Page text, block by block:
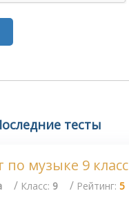
тесты
по музыке 9 класс
/ Класс: 9 / Рейтинг: 5